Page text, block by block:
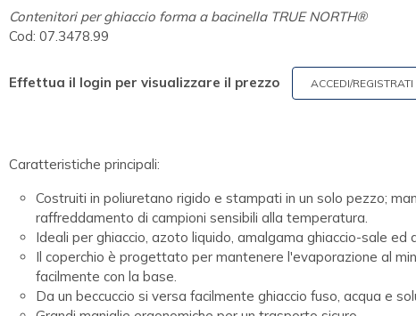
Contenitori per ghiaccio forma a bacinella TRUE NORTH®
Cod: 07.3478.99
Effettua il login per visualizzare il prezzo ACCEDI/REGISTRATI
Caratteristiche principali:
Costruiti in poliuretano rigido e stampati in un solo pezzo;
raffreddamento di campioni sensibili alla temperatura.
Ideali per ghiaccio, azoto liquido, amalgama ghiaccio-sale ed
Il coperchio è progettato per mantenere l'evaporazione al
facilmente con la base.
Da un beccuccio si versa facilmente ghiaccio fuso, acqua e